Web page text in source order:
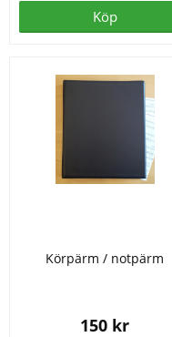
Köp
Körpärm / notpärm
150 kr